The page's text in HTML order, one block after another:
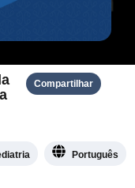
Compartilhar
Português